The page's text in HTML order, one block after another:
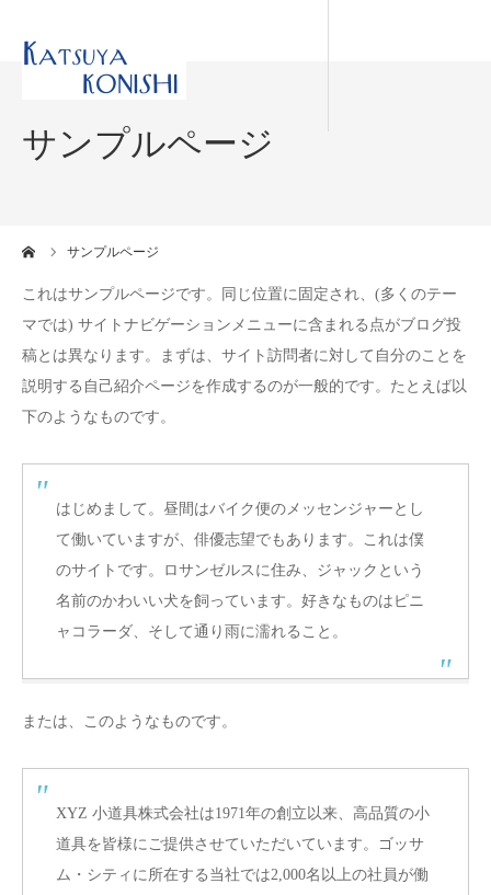
サンプルページ
サンプルページ
これはサンプルページです。同じ位置に固定され、(多くのテー
マでは) サイトナビゲーションメニューに含まれる点がブログ投
稿とは異なります。まずは、サイト訪問者に対して自分のことを
説明する自己紹介ページを作成するのが一般的です。たとえば以
下のようなものです。
はじめまして。昼間はバイク便のメッセンジャーとし
て働いていますが、俳優志望でもあります。これは僕
のサイトです。ロサンゼルスに住み、ジャックという
名前のかわいい犬を飼っています。好きなものはピニ
ャコラーダ、そして通り雨に濡れること。
または、このようなものです。
XYZ 小道具株式会社は1971年の創立以来、高品質の小
道具を皆様にご提供させていただいています。ゴッサ
ム・シティに所在する当社では2,000名以上の社員が働